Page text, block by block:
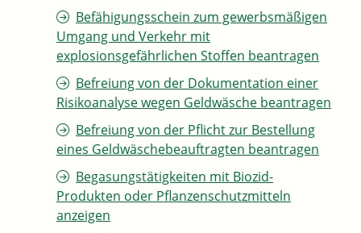
Befähigungsschein zum gewerbsmäßigen
Umgang und Verkehr mit
explosionsgefährlichen Stoffen beantragen
Befreiung von der Dokumentation einer
Risikoanalyse wegen Geldwäsche beantragen
Befreiung von der Pflicht zur Bestellung
eines Geldwäschebeauftragten beantragen
Begasungstätigkeiten mit Biozid-
Produkten oder Pflanzenschutzmitteln
anzeigen